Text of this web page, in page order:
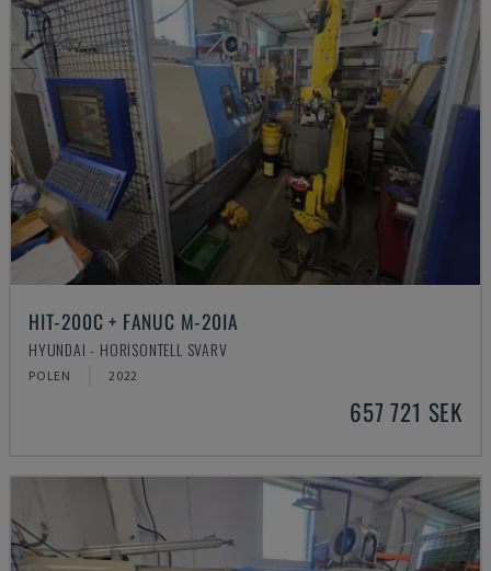
HIT-200C + FANUC M-20IA
HYUNDAI - HORISONTELL SVARV
POLEN 2022
657 721 SEK